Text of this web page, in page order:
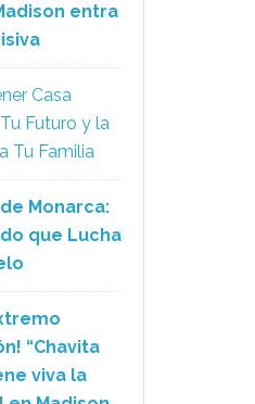
entra
Casa
Futuro y la
Tu Familia
Monarca:
que Lucha
“Chavita
viva la